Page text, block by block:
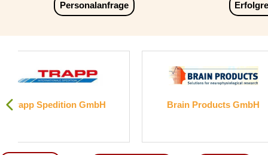
Personalanfrage
Brain Products GmbH
Engelbert